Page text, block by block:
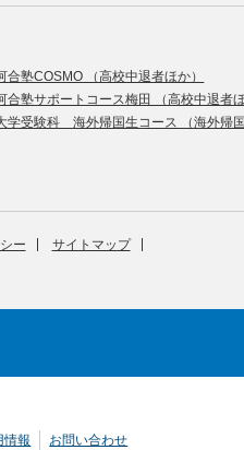
合塾COSMO （高校中退者ほか）
合塾サポートコース梅田 （高校中退者ほ
学受験科 海外帰国生コース （海外帰国
ー
サイトマップ
情報 お問い合わせ